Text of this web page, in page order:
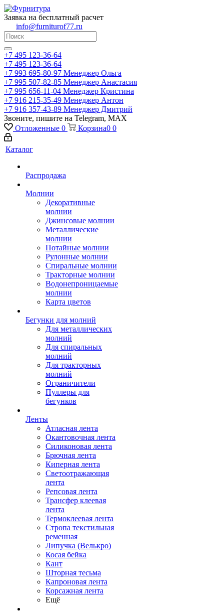
Заявка на бесплатный расчет
info@furniturof77.ru
+7 495 123-36-64
+7 495 123-36-64
+7 993 695-80-97 Менеджер Ольга
+7 995 507-82-85 Менеджер Анастасия
+7 995 656-11-04 Менеджер Кристина
+7 916 215-35-49 Менеджер Антон
+7 916 357-43-89 Менеджер Дмитрий
Звоните, пишите на Telegram, MAX
Отложенные 0 Корзина0 0
Каталог
Распродажа
Молнии
Декоративные
молнии
Джинсовые молнии
Металлические
молнии
Потайные молнии
Рулонные молнии
Спиральные молнии
Тракторные молнии
Водонепроницаемые
молнии
Карта цветов
Бегунки для молний
Для металлических
молний
Для спиральных
молний
Для тракторных
молний
Ограничители
Пуллеры для
бегунков
Ленты
Атласная лента
Окантовочная лента
Силиконовая лента
Брючная лента
Киперная лента
Светоотражающая
лента
Репсовая лента
Трансфер клеевая
лента
Термоклеевая лента
Стропа текстильная
ременная
Липучка (Велькро)
Косая бейка
Кант
Шторная тесьма
Капроновая лента
Корсажная лента
Ещё